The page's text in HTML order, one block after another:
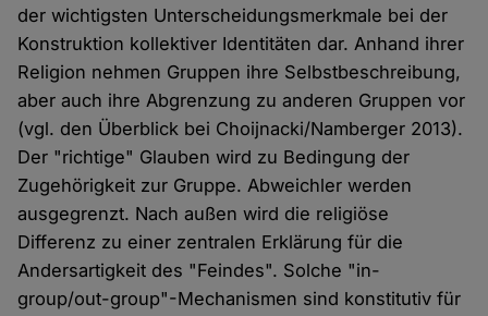
der wichtigsten Unterscheidungsmerkmale bei der
Konstruktion kollektiver Identitäten dar. Anhand ihrer
Religion nehmen Gruppen ihre Selbstbeschreibung,
aber auch ihre Abgrenzung zu anderen Gruppen vor
(vgl. den Überblick bei Choijnacki/Namberger 2013).
Der "richtige" Glauben wird zu Bedingung der
Zugehörigkeit zur Gruppe. Abweichler werden
ausgegrenzt. Nach außen wird die religiöse
Differenz zu einer zentralen Erklärung für die
Andersartigkeit des "Feindes". Solche "in-
group/out-group"-Mechanismen sind konstitutiv für